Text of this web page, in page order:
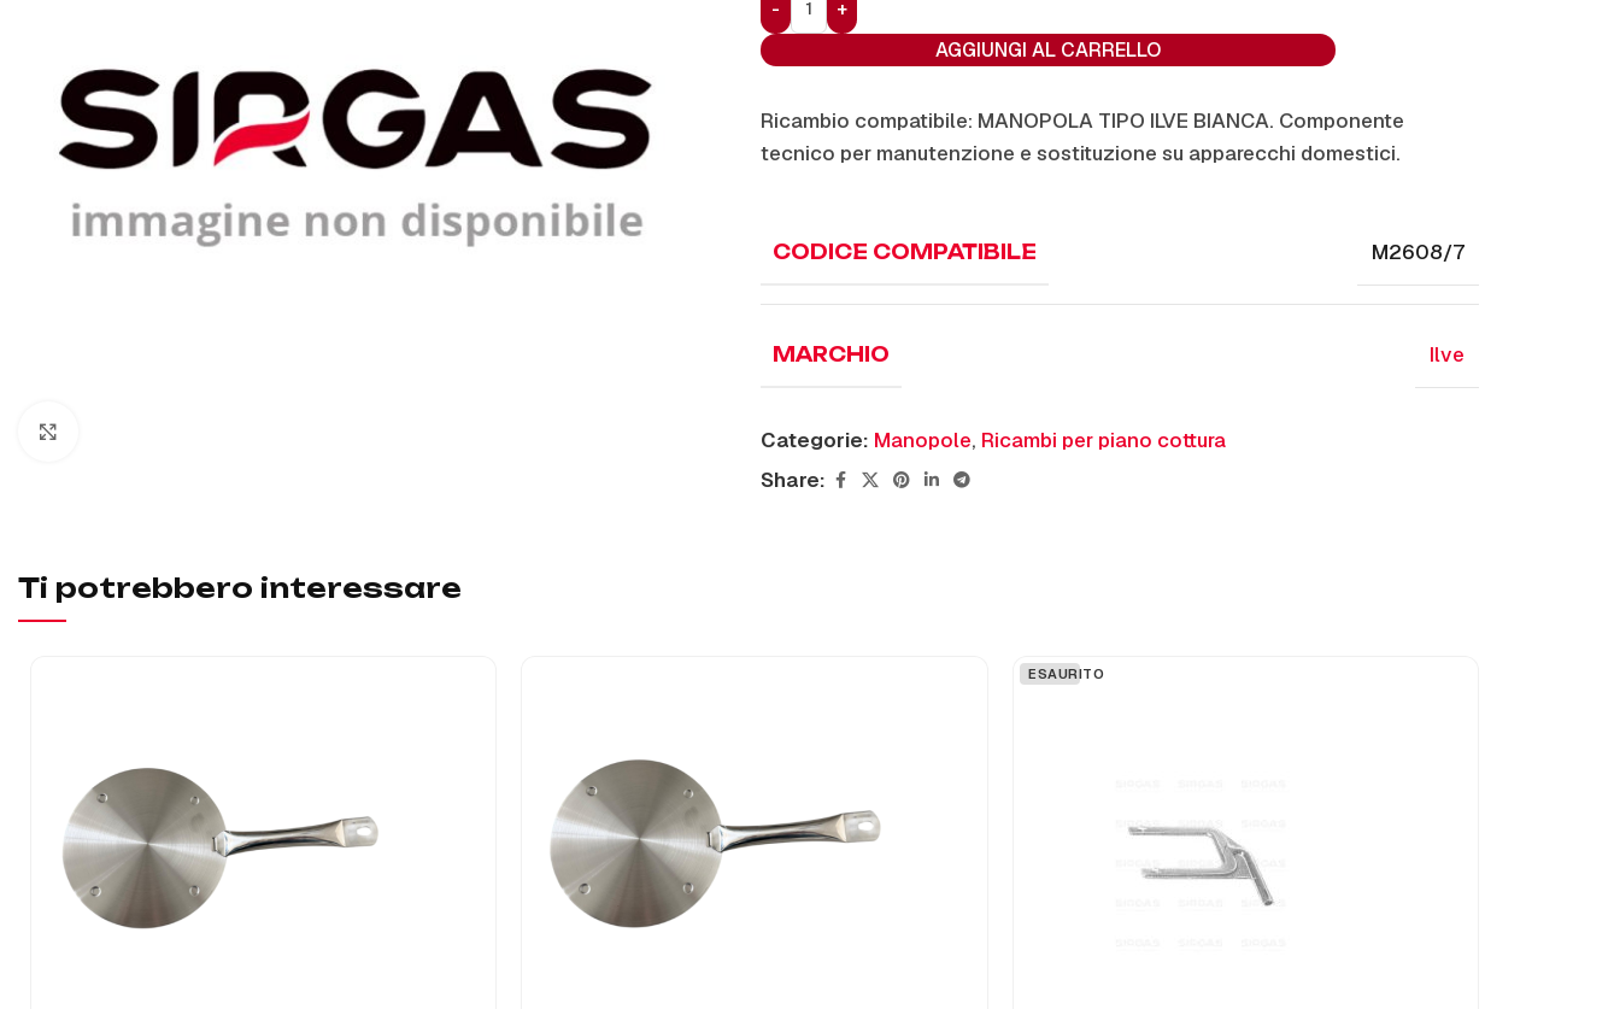
AGGIUNGI AL CARRELLO
Ricambio compatibile: MANOPOLA TIPO ILVE BIANCA. Componente
tecnico per manutenzione e sostituzione su apparecchi domestici.
CODICE COMPATIBILE M2608/7
MARCHIO Ilve
Categorie: Manopole, Ricambi per piano cottura
Share:
Ti potrebbero interessare
ESAURITO